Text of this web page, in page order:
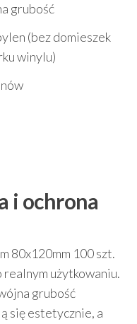
grubość
(bez domieszek
winylu)
i ochrona
80x120mm 100 szt.
realnym użytkowaniu.
grubość
się estetycznie, a